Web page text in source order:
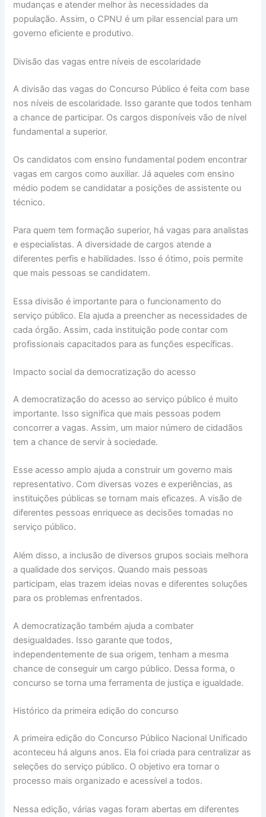
mudanças e atender melhor às necessidades da
população. Assim, o CPNU é um pilar essencial para um
governo eficiente e produtivo.
Divisão das vagas entre níveis de escolaridade
A divisão das vagas do Concurso Público é feita com base
nos níveis de escolaridade. Isso garante que todos tenham
a chance de participar. Os cargos disponíveis vão de nível
fundamental a superior.
Os candidatos com ensino fundamental podem encontrar
vagas em cargos como auxiliar. Já aqueles com ensino
médio podem se candidatar a posições de assistente ou
técnico.
Para quem tem formação superior, há vagas para analistas
e especialistas. A diversidade de cargos atende a
diferentes perfis e habilidades. Isso é ótimo, pois permite
que mais pessoas se candidatem.
Essa divisão é importante para o funcionamento do
serviço público. Ela ajuda a preencher as necessidades de
cada órgão. Assim, cada instituição pode contar com
profissionais capacitados para as funções específicas.
Impacto social da democratização do acesso
A democratização do acesso ao serviço público é muito
importante. Isso significa que mais pessoas podem
concorrer a vagas. Assim, um maior número de cidadãos
tem a chance de servir à sociedade.
Esse acesso amplo ajuda a construir um governo mais
representativo. Com diversas vozes e experiências, as
instituições públicas se tornam mais eficazes. A visão de
diferentes pessoas enriquece as decisões tomadas no
serviço público.
Além disso, a inclusão de diversos grupos sociais melhora
a qualidade dos serviços. Quando mais pessoas
participam, elas trazem ideias novas e diferentes soluções
para os problemas enfrentados.
A democratização também ajuda a combater
desigualdades. Isso garante que todos,
independentemente de sua origem, tenham a mesma
chance de conseguir um cargo público. Dessa forma, o
concurso se torna uma ferramenta de justiça e igualdade.
Histórico da primeira edição do concurso
A primeira edição do Concurso Público Nacional Unificado
aconteceu há alguns anos. Ela foi criada para centralizar as
seleções do serviço público. O objetivo era tornar o
processo mais organizado e acessível a todos.
Nessa edição, várias vagas foram abertas em diferentes